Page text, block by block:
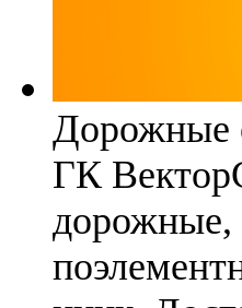
Дорожные
ГК
дорожные,